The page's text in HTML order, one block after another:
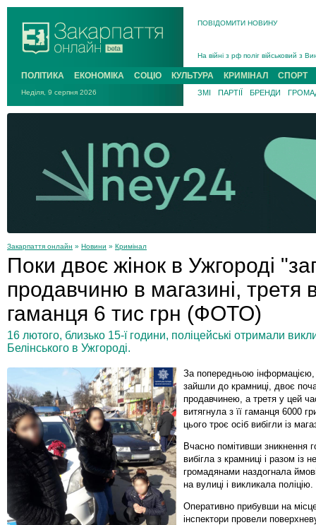
ПОВІДОМИТИ НОВИНУ
В Ужгороді 5 серпня
На війні з рф поліг військовий з
На війні загинув 26-річний
ПОЛІТИКА ЕКОНОМІКА СОЦІО КУЛЬТУРА КРИМІНАЛ СПОРТ
Неділя, 9 серпня 2026 ЗМІ ПАРТІЇ БРЕНДИ
Закарпаття онлайн » Новини » Кримінал
Поки двоє жінок в Ужгороді
продавчиню в магазині, третя
гаманця 6 тис грн (ФОТО)
16 лютого, близько 15-ї години, поліцейські отримали
Белінського в Ужгороді.
За попередньою інформацією,
зайшли до крамниці, двоє
продавчинею, а третя у цей
витягнула з її гаманця 6000
цього троє осіб вибігли із
Вчасно помітивши зникнення
вибігла з крамниці і разом із
громадянами наздогнала
на вулиці і викликала поліцію.
Оперативно прибувши на
інспектори провели